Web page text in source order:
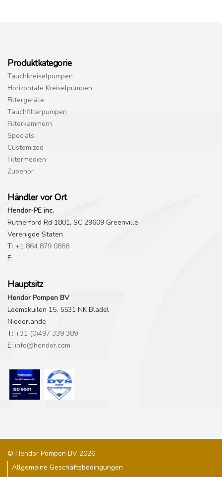
Produktkategorie
Tauchkreiselpumpen
Horizontale Kreiselpumpen
Filtergeräte
Tauchfilterpumpen
Filterkammern
Specials
Customized
Filtermedien
Zubehör
Händler vor Ort
Hendor-PE inc.
Rutherford Rd 1801, SC 29609 Greenville
Verenigde Staten
T: +1 864 879 0888
E:
Hauptsitz
Hendor Pompen BV
Leemskuilen 15, 5531 NK Bladel
Niederlande
T: +31 (0)497 339 389
E: info@hendor.com
© Hendor Pompen BV 2026
Allgemeine Geschäftsbedingungen